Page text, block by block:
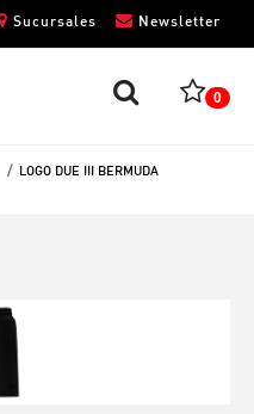
Newsletter
Sucursales
0
LOGO DUE III BERMUDA